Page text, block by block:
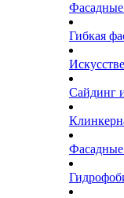
Гибкая
Сайдинг